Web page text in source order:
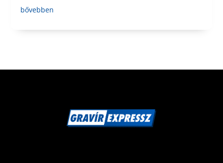
bővebben